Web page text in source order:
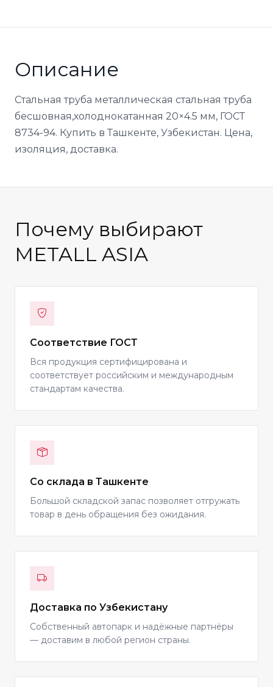
Описание
Стальная труба металлическая стальная труба
бесшовная,холоднокатанная 20×4.5 мм, ГОСТ
8734-94. Купить в Ташкенте, Узбекистан. Цена,
изоляция, доставка.
Почему выбирают
METALL ASIA
Соответствие ГОСТ
Вся продукция сертифицирована и
соответствует российским и международным
стандартам качества.
Со склада в Ташкенте
Большой складской запас позволяет отгружать
товар в день обращения без ожидания.
Доставка по Узбекистану
Собственный автопарк и надёжные партнёры
— доставим в любой регион страны.